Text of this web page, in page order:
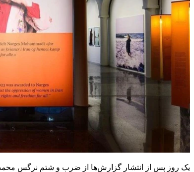
یک روز پس از انتشار گزارش‌ها از ضرب و شتم نرگس محمدی،